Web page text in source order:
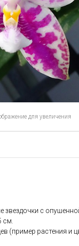
для увеличения
с
см.
(пример растения и